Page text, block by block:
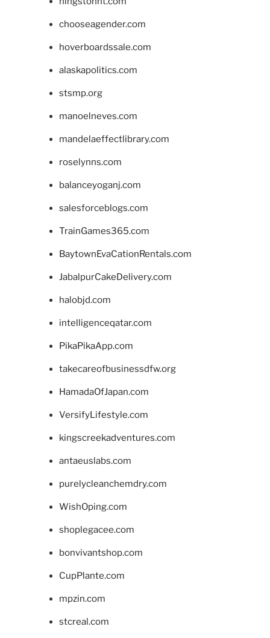
chooseagender.com
hoverboardssale.com
alaskapolitics.com
stsmp.org
manoelneves.com
mandelaeffectlibrary.com
roselynns.com
balanceyoganj.com
salesforceblogs.com
TrainGames365.com
BaytownEvaCationRentals.com
JabalpurCakeDelivery.com
halobjd.com
intelligenceqatar.com
PikaPikaApp.com
takecareofbusinessdfw.org
HamadaOfJapan.com
VersifyLifestyle.com
kingscreekadventures.com
antaeuslabs.com
purelycleanchemdry.com
WishOping.com
shoplegacee.com
bonvivantshop.com
CupPlante.com
mpzin.com
stcreal.com